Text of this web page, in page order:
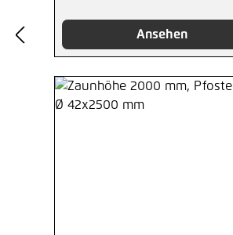
Ansehen